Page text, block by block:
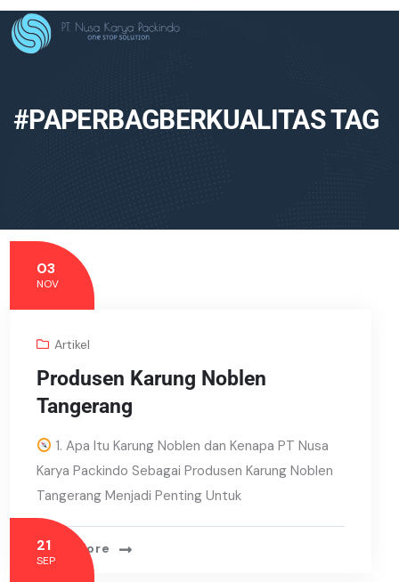
#PAPERBAGBERKUALITAS TAG
03
NOV
Artikel
Produsen Karung Noblen
Tangerang
1. Apa Itu Karung Noblen dan Kenapa PT Nusa
Karya Packindo Sebagai Produsen Karung Noblen
Tangerang Menjadi Penting Untuk
Read More
21
SEP